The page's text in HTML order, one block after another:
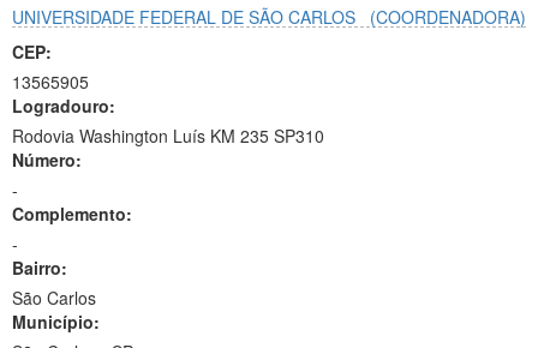
UNIVERSIDADE FEDERAL DE SÃO CARLOS
(COORDENADORA)
CEP:
13565905
Logradouro:
Rodovia Washington Luís KM 235 SP310
Número:
-
Complemento:
-
Bairro:
São Carlos
Município: